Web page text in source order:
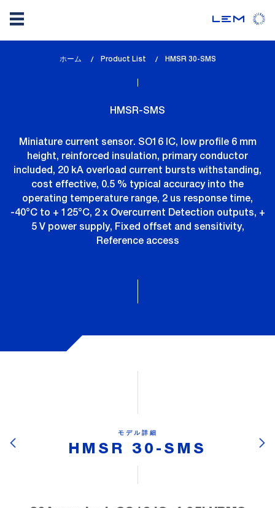
ホーム Product List
lem_current_page
HMSR 30-SMS
HMSR-SMS
Miniature current sensor. SO16 IC, low profile 6 mm
height, reinforced insulation, primary conductor
included, 20 kA overload current bursts withstanding,
cost effective, 0.5 % typical accuracy into the
operating temperature range, 2 us response time,
-40°C to + 125°C, 2 x Overcurrent Detection outputs, +
5 V power supply, Fixed offset and sensitivity,
Reference access
モデル詳細
HMSR 30-SMS